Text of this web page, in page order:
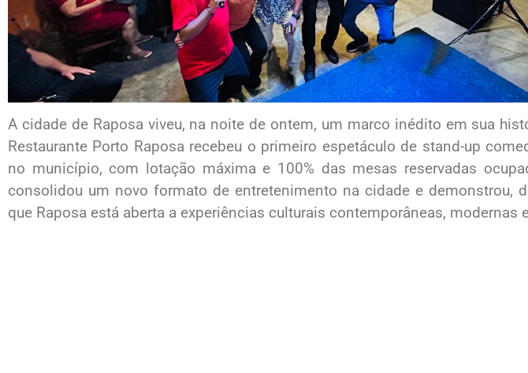
A cidade de Raposa viveu, na noite de ontem, um marco inédito em sua
Restaurante Porto Raposa recebeu o primeiro espetáculo de stand-up
no município, com lotação máxima e 100% das mesas reservadas
consolidou um novo formato de entretenimento na cidade e demonstrou,
que Raposa está aberta a experiências culturais contemporâneas, modernas